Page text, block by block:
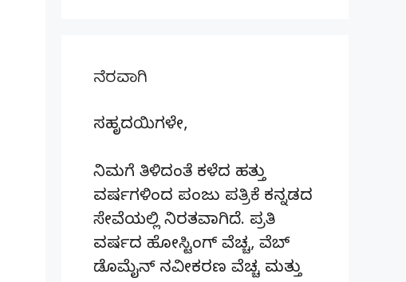
ನೆರವಾಗಿ
ಸಹೃದಯಿಗಳೇ,
ನಿಮಗೆ ತಿಳಿದಂತೆ ಕಳೆದ ಹತ್ತು
ವರ್ಷಗಳಿಂದ ಪಂಜು ಪತ್ರಿಕೆ ಕನ್ನಡದ
ಸೇವೆಯಲ್ಲಿ ನಿರತವಾಗಿದೆ. ಪ್ರತಿ
ವರ್ಷದ ಹೋಸ್ಟಿಂಗ್‌ ವೆಚ್ಚ, ವೆಬ್‌
ಡೊಮೈನ್‌ ನವೀಕರಣ ವೆಚ್ಚ ಮತ್ತು